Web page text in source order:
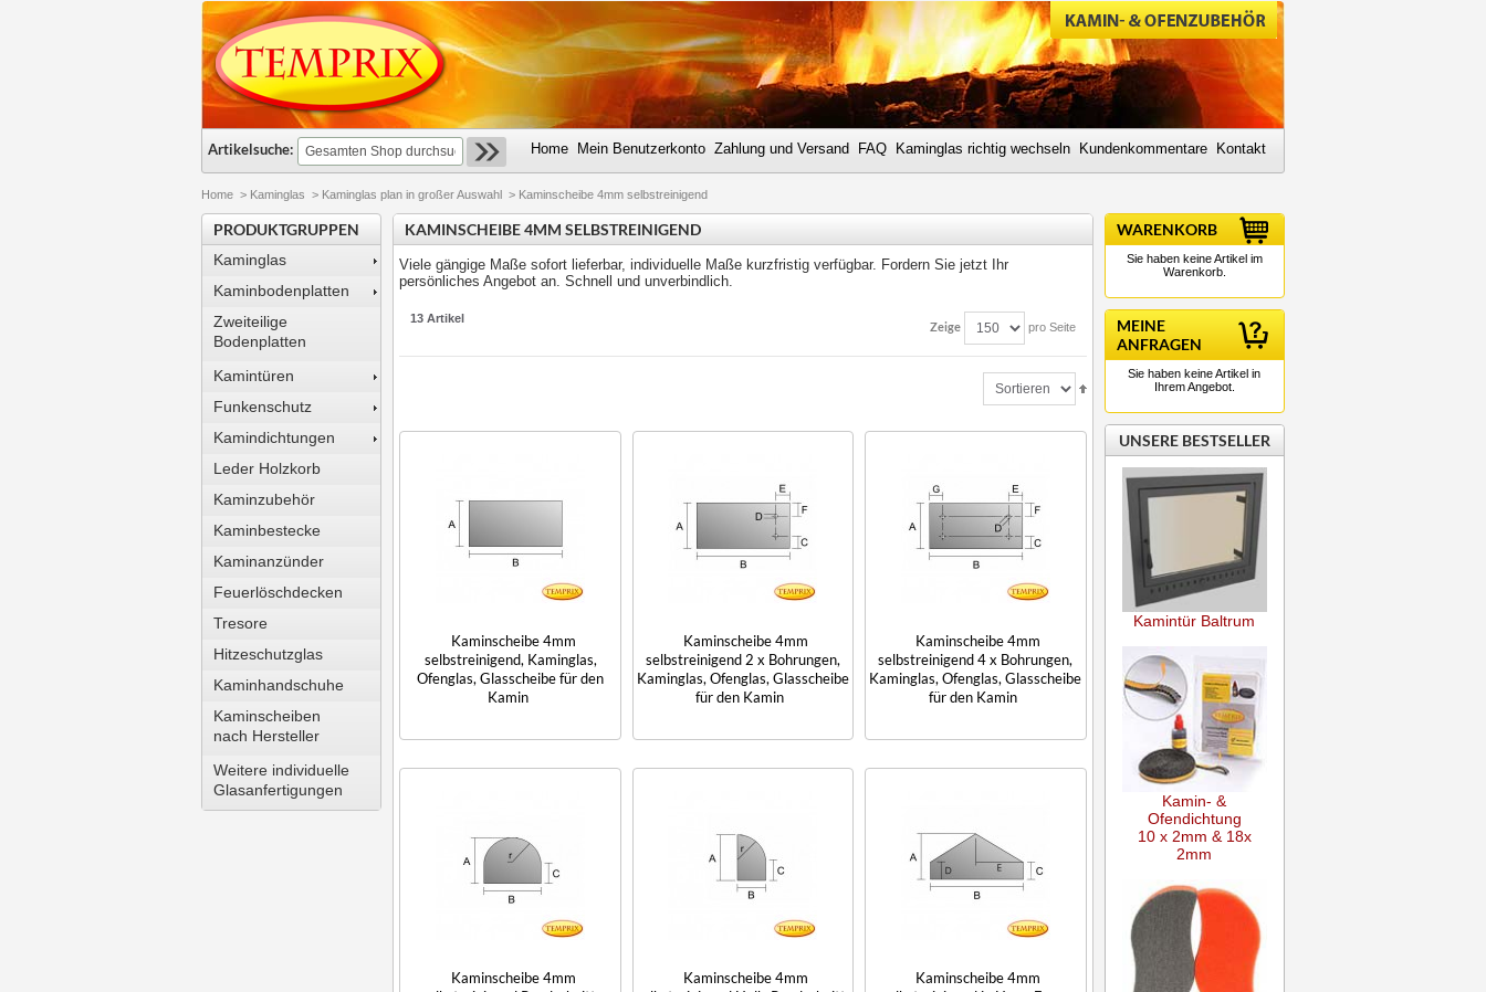
Artikelsuche: SUCHE
Home Mein Benutzerkonto Zahlung und Versand FAQ Kaminglas richtig wechseln Kundenkommentare Kontakt
Home > Kaminglas > Kaminglas plan in großer Auswahl > Kaminscheibe 4mm selbstreinigend
PRODUKTGRUPPEN
Kaminglas
Kaminbodenplatten
Zweiteilige
Bodenplatten
Kamintüren
Funkenschutz
Kamindichtungen
Leder Holzkorb
Kaminzubehör
Kaminbestecke
Kaminanzünder
Feuerlöschdecken
Tresore
Hitzeschutzglas
Kaminhandschuhe
Kaminscheiben
nach Hersteller
Weitere individuelle
Glasanfertigungen
KAMINSCHEIBE 4MM SELBSTREINIGEND
Viele gängige Maße sofort lieferbar, individuelle Maße kurzfristig verfügbar. Fordern Sie jetzt Ihr
persönliches Angebot an. Schnell und unverbindlich.
13 Artikel
Zeige pro Seite
Kaminscheibe 4mm
selbstreinigend, Kaminglas,
Ofenglas, Glasscheibe für den
Kamin
Kaminscheibe 4mm
selbstreinigend 2 x Bohrungen,
Kaminglas, Ofenglas, Glasscheibe
für den Kamin
Kaminscheibe 4mm
selbstreinigend 4 x Bohrungen,
Kaminglas, Ofenglas, Glasscheibe
für den Kamin
Kaminscheibe 4mm
Kaminscheibe 4mm
Kaminscheibe 4mm
WARENKORB
Sie haben keine Artikel im
Warenkorb.
MEINE
ANFRAGEN
Sie haben keine Artikel in
Ihrem Angebot.
UNSERE BESTSELLER
Kamintür Baltrum
Kamin- &
Ofendichtung
10 x 2mm & 18x
2mm